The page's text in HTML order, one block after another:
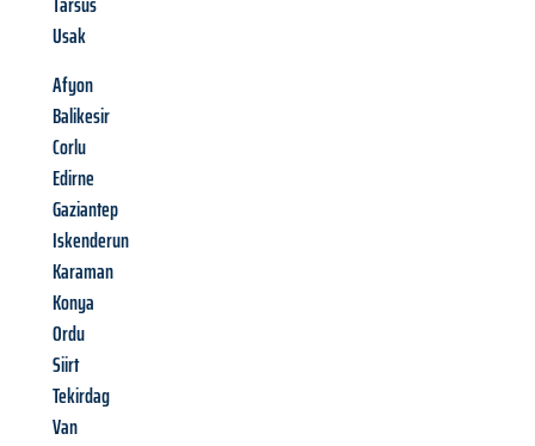
Usak
Afyon
Balikesir
Corlu
Edirne
Gaziantep
Iskenderun
Karaman
Konya
Ordu
Siirt
Tekirdag
Van